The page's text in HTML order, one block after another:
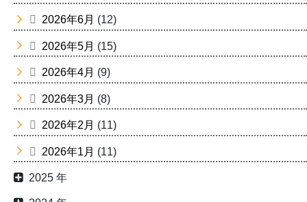
2026年6月 (12)
2026年5月 (15)
2026年4月 (9)
2026年3月 (8)
2026年2月 (11)
2026年1月 (11)
2025 年